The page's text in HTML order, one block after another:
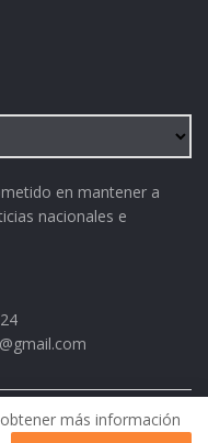
en mantener a
nacionales e
más información